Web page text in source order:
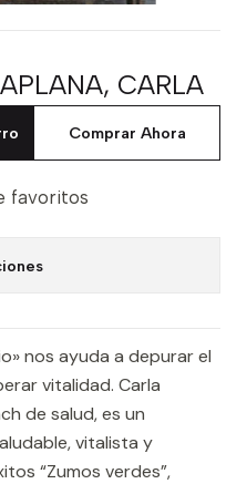
CARLA
Comprar Ahora
favoritos
nos ayuda a depurar el
vitalidad. Carla
de salud, es un
vitalista y
“Zumos verdes”,